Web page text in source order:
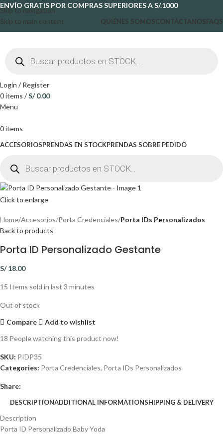
Skip to navigation
Skip to main content
ENVÍO GRATIS POR COMPRAS SUPERIORES A S/.1000
QUIÉNES SOMOSCONTÁCTANOSFAQS
Login / Register
0items /S/0.00
Menu
0items
ACCESORIOSPRENDAS EN STOCKPRENDAS SOBRE PEDIDO
Click to enlarge
Home Accesorios Porta Credenciales Porta IDs Personalizados
Back to products
Porta ID Personalizado Gestante
S/18.00
15 Items sold in last 3 minutes
Out of stock
Compare
Add to wishlist
18 People watching this product now!
SKU: PIDP35
Categories: Porta Credenciales, Porta IDs Personalizados
Share:
DESCRIPTIONADDITIONAL INFORMATIONSHIPPING & DELIVERY
Description
Porta ID Personalizado Baby Yoda